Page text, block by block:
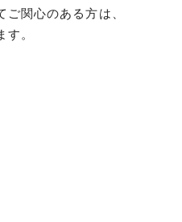
関心のある方は、
。